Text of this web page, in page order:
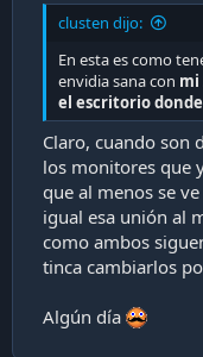
ps5".... asi que le
- Yo: ¿ De verdad
- Ventas: Claro
inalambricos.
Por lo tanto, luego
compra, dado que
$934.992,
inalambricos.
clusten dijo:
En esta es como
envidia sana con mi
el escritorio
Claro, cuando son
los monitores que
que al menos se
igual esa unión al
como ambos
tinca cambiarlos
Algún día